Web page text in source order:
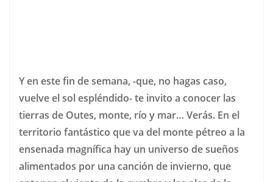
Y en este fin de semana, -que, no hagas caso,
vuelve el sol espléndido- te invito a conocer las
tierras de Outes, monte, río y mar… Verás. En el
territorio fantástico que va del monte pétreo a la
ensenada magnífica hay un universo de sueños
alimentados por una canción de invierno, que